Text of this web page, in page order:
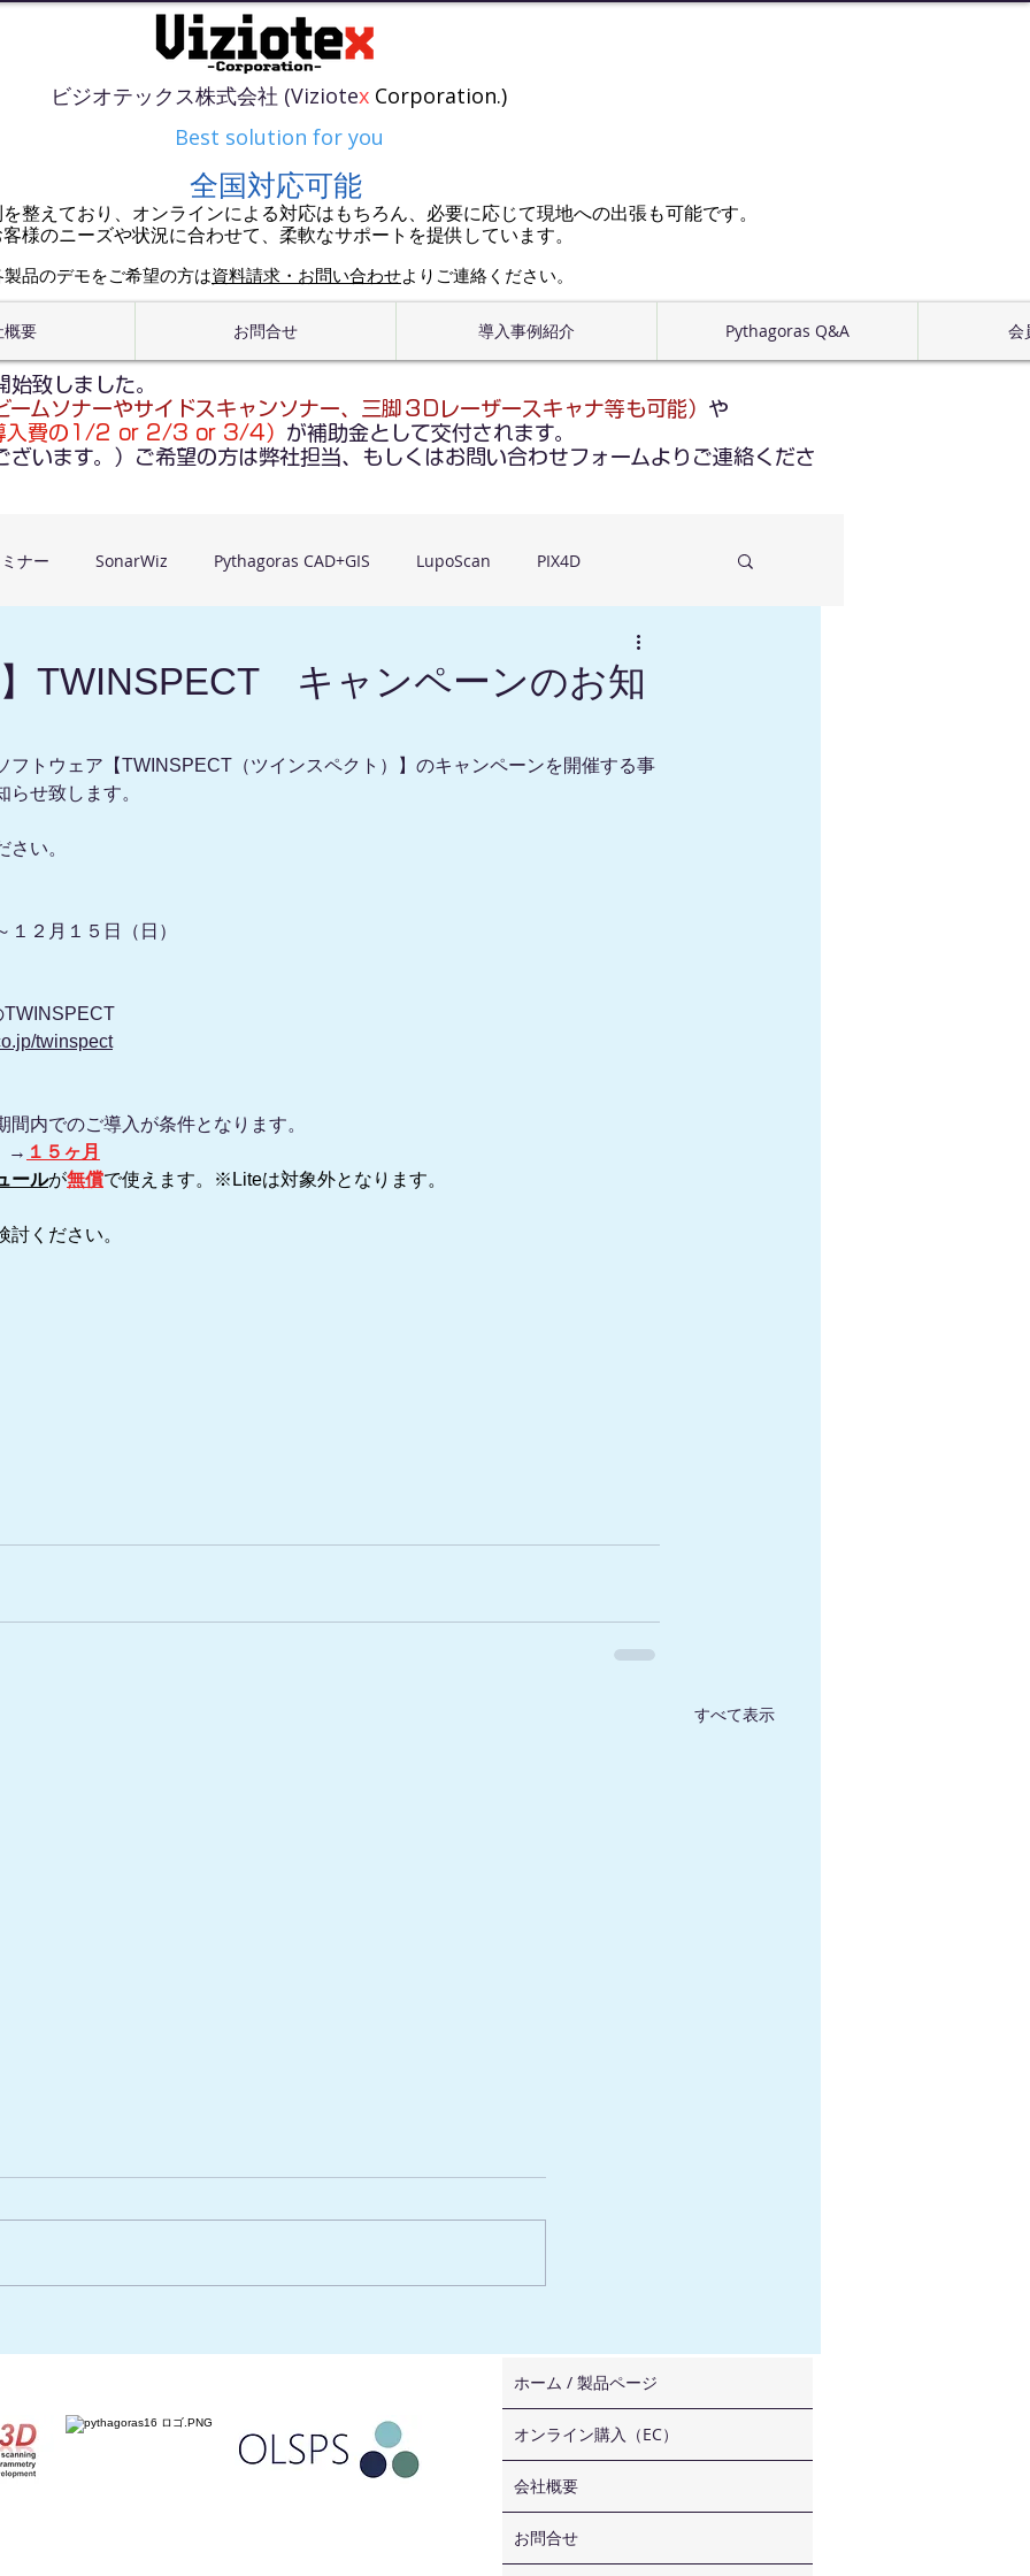
ビジオテックス株式会社 (Viziotex Corporation.)
Best solution for you
全国対応可能
整えており、オンラインによる対応はもちろん、必要に応じて現地への出張も可能です。
様のニーズや状況に合わせて、柔軟なサポートを提供しています。
製品のデモをご希望の方は資料請求・お問い合わせよりご連絡ください。
概要 お問合せ 導入事例紹介 Pythagoras Q&A 会
致しました。
ームソナーやサイドスキャンソナー、三脚３Dレーザースキャナ等も可能） や
入費の1/2 or 2/3 or 3/4） が補助金として交付されます。
います。）ご希望の方は弊社担当、もしくはお問い合わせフォームよりご連絡くださ
ナー SonarWiz Pythagoras CAD+GIS LupoScan PIX4D
TWINSPECT キャンペーンのお知
フトウェア【TWINSPECT（ツインスペクト）】のキャンペーンを開催する事
せ致します。
い。
２月１５日（日）
twinspect
内でのご導入が条件となります。
→ １５ヶ月
ールが無償で使えます。※Liteは対象外となります。
ください。
すべて表示
ストレーション×SonarWizワ
ト」 光学式自動変異観測シス
テム製品説明ウェビナー開催
のお知らせ
ホーム / 製品ページ
オンライン購入（EC）
会社概要
お問合せ